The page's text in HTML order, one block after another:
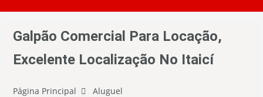
Galpão Comercial Para Locação,
Excelente Localização No Itaicí
Página Principal Aluguel